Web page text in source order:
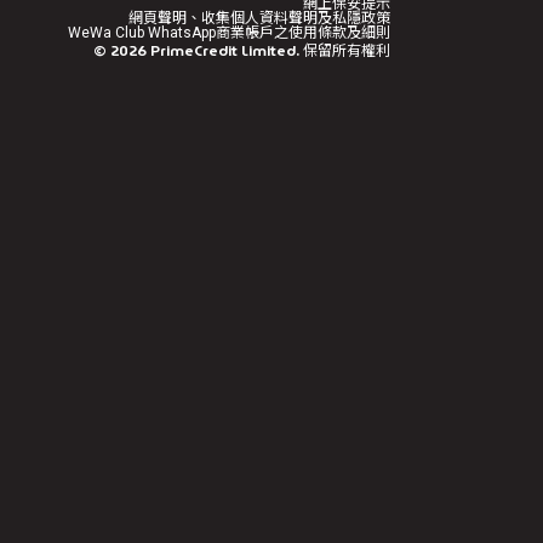
網頁聲明、收集個人資料聲明及私隱政策
WeWa Club WhatsApp商業帳戶之使用條款及細則
© 2026 PrimeCredit Limited. 保留所有權利